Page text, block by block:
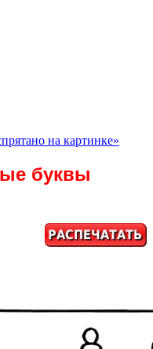
на картинке»
буквы